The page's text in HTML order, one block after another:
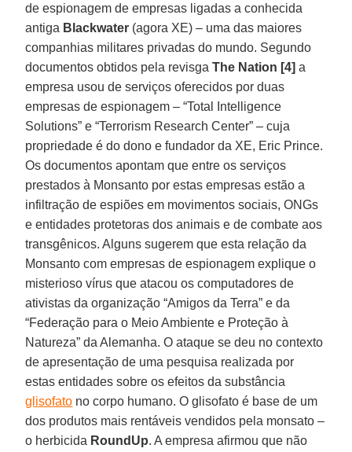
de espionagem de empresas ligadas a conhecida
antiga Blackwater (agora XE) – uma das maiores
companhias militares privadas do mundo. Segundo
documentos obtidos pela revisgaThe Nation [4] a
empresa usou de serviços oferecidos por duas
empresas de espionagem – “Total Intelligence
Solutions” e “Terrorism Research Center” – cuja
propriedade é do dono e fundador da XE, Eric Prince.
Os documentos apontam que entre os serviços
prestados à Monsanto por estas empresas estão a
infiltração de espiões em movimentos sociais, ONGs
e entidades protetoras dos animais e de combate aos
transgênicos. Alguns sugerem que esta relação da
Monsanto com empresas de espionagem explique o
misterioso vírus que atacou os computadores de
ativistas da organização “Amigos da Terra” e da
“Federação para o Meio Ambiente e Proteção à
Natureza” da Alemanha. O ataque se deu no contexto
de apresentação de uma pesquisa realizada por
estas entidades sobre os efeitos da substância
glisofato no corpo humano. O glisofato é base de um
dos produtos mais rentáveis vendidos pela monsato –
o herbicida RoundUp. A empresa afirmou que não